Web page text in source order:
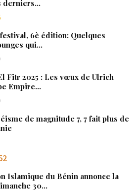
derniers…
6è édition: Quelques
qui…
Fitr 2025 : Les vœux de Ulrich
Empire…
de magnitude 7, 7 fait plus de
Islamique du Bénin annonce la
30…